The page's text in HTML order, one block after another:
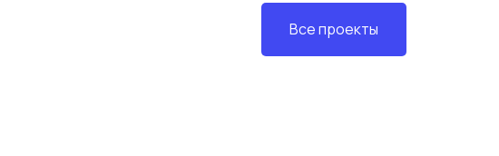
Все проекты